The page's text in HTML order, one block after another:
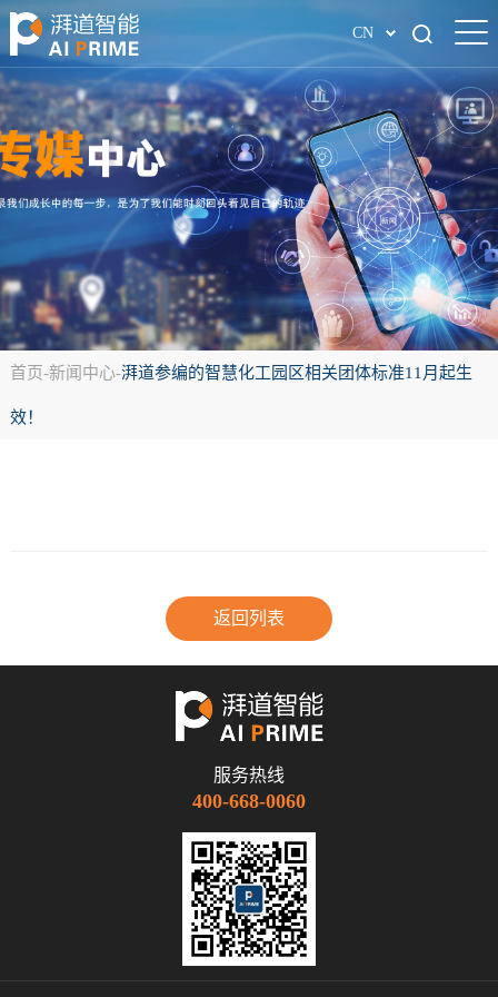
CN
首页-新闻中心-湃道参编的智慧化工园区相关团体标准11月起生
效！
返回列表
服务热线
400-668-0060